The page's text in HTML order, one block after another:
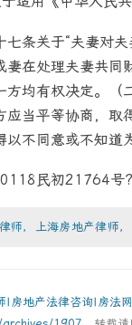
七条关于“夫妻对
妻在处理夫妻共同
方均有权决定。（
应当平等协商，
不同意或不知道
民初21764号
师，上海房地产律师
|房地产法律咨询|房法